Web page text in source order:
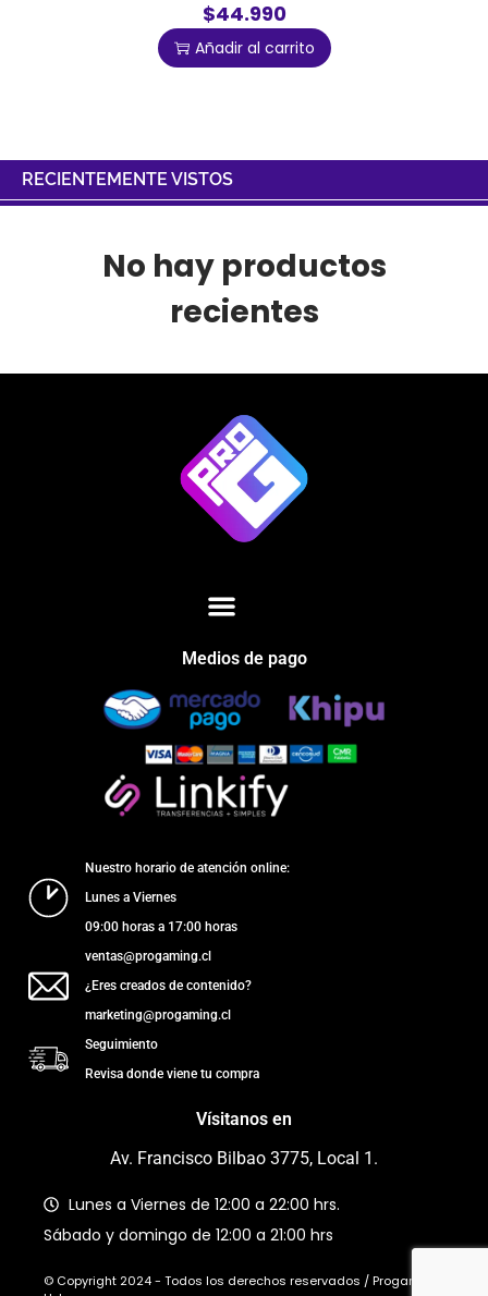
$44.990
Añadir al carrito
RECIENTEMENTE VISTOS
No hay productos
recientes
Medios de pago
Nuestro horario de atención online:
Lunes a Viernes
09:00 horas a 17:00 horas
ventas@progaming.cl
¿Eres creados de contenido?
marketing@progaming.cl
Seguimiento
Revisa donde viene tu compra
Vísitanos en
Av. Francisco Bilbao 3775, Local 1.
Lunes a Viernes de 12:00 a 22:00 hrs.
Sábado y domingo de 12:00 a 21:00 hrs
© Copyright 2024 - Todos los derechos reservados / Progaming